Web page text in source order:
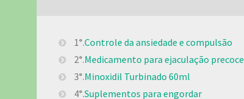
1°.Controle da ansiedade e compulsão
2°.Medicamento para ejaculação precoce
3°.Minoxidil Turbinado 60ml
4°.Suplementos para engordar